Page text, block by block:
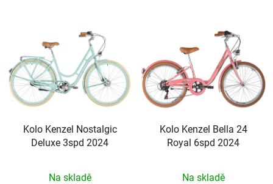
Kolo Kenzel Nostalgic
Deluxe 3spd 2024
Na skladě
Kolo Kenzel Bella 24
Royal 6spd 2024
Na skladě